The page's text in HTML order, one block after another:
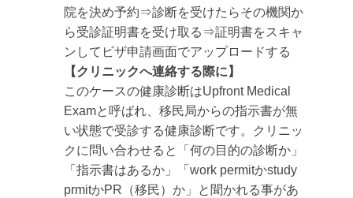
院を決め予約⇒診断を受けたらその機関か
ら受診証明書を受け取る⇒証明書をスキャ
ンしてビザ申請画面でアップロードする
【クリニックへ連絡する際に】
このケースの健康診断はUpfront Medical
Examと呼ばれ、移民局からの指示書が無
い状態で受診する健康診断です。クリニッ
クに問い合わせると「何の目的の診断か」
「指示書はあるか」「work permitかstudy
prmitかPR（移民）か」と聞かれる事があ